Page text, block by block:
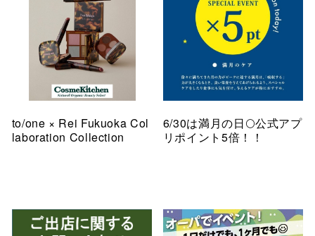
to/one × Rei Fukuoka Col
laboration Collection
6/30は満月の日🌕公式アプ
リポイント5倍！！